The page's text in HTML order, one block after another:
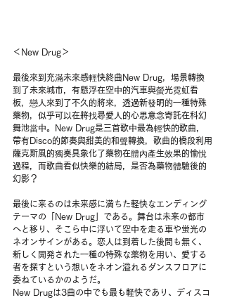
＜New Drug＞
最後來到充滿未來感輕快終曲New Drug，場景轉換
到了未來城市，有懸浮在空中的汽車與螢光霓虹看
板，戀人來到了不久的將來，透過新發明的一種特殊
藥物，似乎可以在將找尋愛人的心思意念寄託在科幻
舞池當中。New Drug是三首歌中最為輕快的歌曲，
帶有Disco的節奏與甜美的和聲轉換，歌曲的橋段利用
薩克斯風的獨奏具象化了藥物在體內產生效果的愉悅
過程，而歌曲看似快樂的結局，是否為藥物體驗後的
幻影？
最後に来るのは未来感に満ちた軽快なエンディング
テーマの「New Drug」である。舞台は未来の都市
へと移り、そこら中に浮いて空中を走る車や蛍光の
ネオンサインがある。恋人は到着した後間も無く、
新しく開発された一種の特殊な薬物を用い、愛する
者を探すという想いをネオン溢れるダンスフロアに
委ねているかのようだ。
New Drugは3曲の中でも最も軽快であり、ディスコ